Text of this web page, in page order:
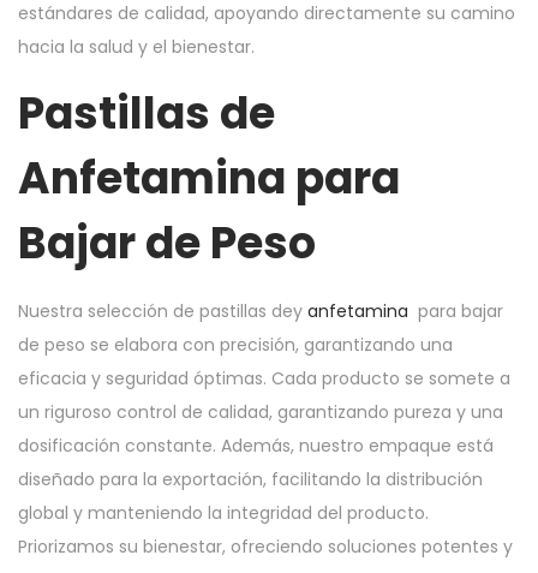
estándares de calidad, apoyando directamente su camino
hacia la salud y el bienestar.
Pastillas de
Anfetamina para
Bajar de Peso
Nuestra selección de pastillas dey anfetamina para bajar
de peso se elabora con precisión, garantizando una
eficacia y seguridad óptimas. Cada producto se somete a
un riguroso control de calidad, garantizando pureza y una
dosificación constante. Además, nuestro empaque está
diseñado para la exportación, facilitando la distribución
global y manteniendo la integridad del producto.
Priorizamos su bienestar, ofreciendo soluciones potentes y